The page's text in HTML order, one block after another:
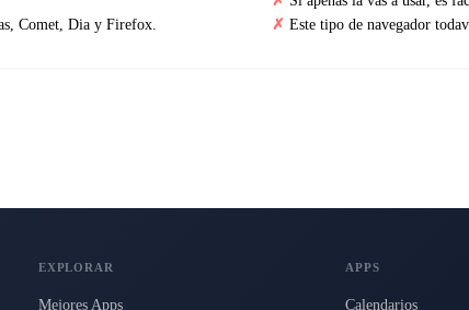
Comet, Dia y Firefox.
Este tipo de navegador
EXPLORAR
Mejores Apps
APPS
Calendarios